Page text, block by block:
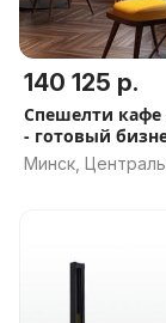
140 125 р.
Спешелти
- готовый
Минск,